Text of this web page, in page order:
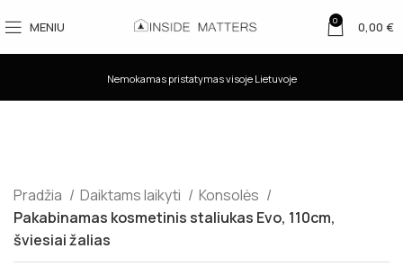
MENIU 0 0,00 €
Nemokamas pristatymas visoje Lietuvoje
Pradžia Daiktams laikyti
Konsolės
Pakabinamas kosmetinis staliukas Evo, 110cm,
šviesiai žalias